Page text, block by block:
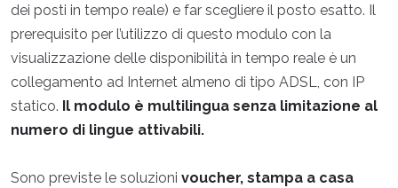
dei posti in tempo reale) e far scegliere il posto esatto. Il
prerequisito per l’utilizzo di questo modulo con la
visualizzazione delle disponibilità in tempo reale è un
collegamento ad Internet almeno di tipo ADSL, con IP
statico. Il modulo è multilingua senza limitazione al
numero di lingue attivabili.
Sono previste le soluzioni voucher, stampa a casa